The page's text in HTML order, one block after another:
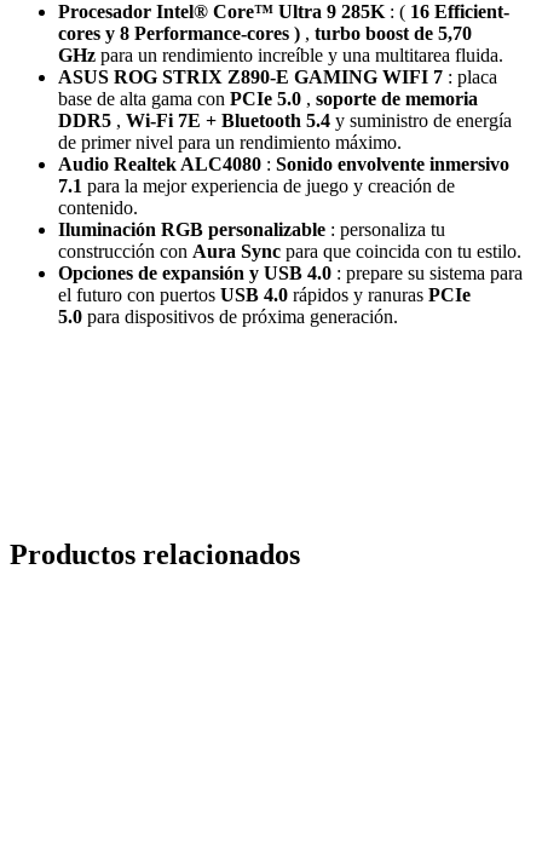
Procesador Intel® Core™ Ultra 9 285K : ( 16 Efficient-
cores y 8 Performance-cores ) , turbo boost de 5,70
GHz para un rendimiento increíble y una multitarea fluida.
ASUS ROG STRIX Z890-E GAMING WIFI 7 : placa
base de alta gama con PCIe 5.0 , soporte de memoria
DDR5 , Wi-Fi 7E + Bluetooth 5.4 y suministro de energía
de primer nivel para un rendimiento máximo.
Audio Realtek ALC4080 : Sonido envolvente inmersivo
7.1 para la mejor experiencia de juego y creación de
contenido.
Iluminación RGB personalizable : personaliza tu
construcción con Aura Sync para que coincida con tu estilo.
Opciones de expansión y USB 4.0 : prepare su sistema para
el futuro con puertos USB 4.0 rápidos y ranuras PCIe
5.0 para dispositivos de próxima generación.
Productos relacionados